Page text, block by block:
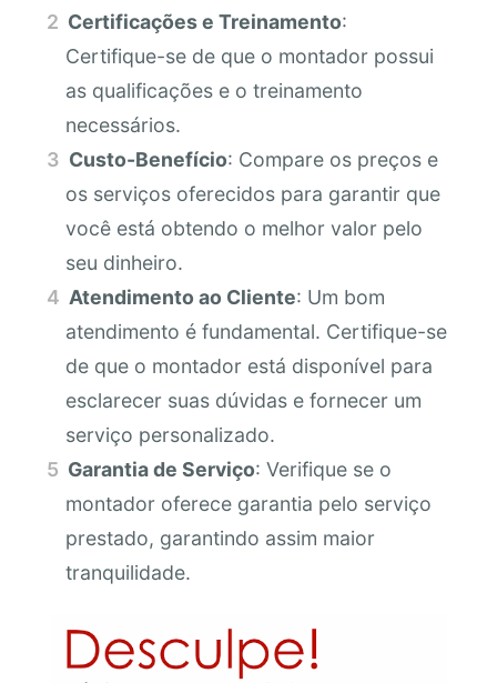
Certificações e Treinamento:
Certifique-se de que o montador possui
as qualificações e o treinamento
necessários.
Custo-Benefício: Compare os preços e
os serviços oferecidos para garantir que
você está obtendo o melhor valor pelo
seu dinheiro.
Atendimento ao Cliente: Um bom
atendimento é fundamental. Certifique-se
de que o montador está disponível para
esclarecer suas dúvidas e fornecer um
serviço personalizado.
Garantia de Serviço: Verifique se o
montador oferece garantia pelo serviço
prestado, garantindo assim maior
tranquilidade.